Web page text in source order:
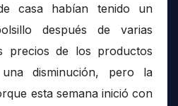
casa habían tenido un
después de varias
precios de los productos
disminución, pero la
esta semana inició con